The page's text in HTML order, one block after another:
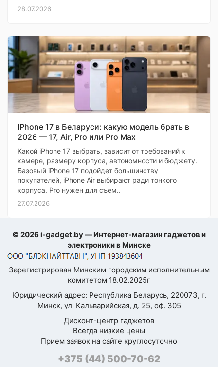
28.07.2026
IPhone 17 в Беларуси: какую модель брать в
2026 — 17, Air, Pro или Pro Max
Какой iPhone 17 выбрать, зависит от требований к
камере, размеру корпуса, автономности и бюджету.
Базовый iPhone 17 подойдет большинству
покупателей, iPhone Air выбирают ради тонкого
корпуса, Pro нужен для съем..
27.07.2026
© 2026 i-gadget.by — Интернет-магазин гаджетов и
электроники в Минске
Зарегистрирован Минским городским исполнительным
комитетом 18.02.2025г
Юридический адрес: Республика Беларусь, 220073, г.
Минск, ул. Кальварийская, д. 25, оф. 305
Дисконт-центр гаджетов
Всегда низкие цены
Прием заявок на сайте круглосуточно
+375 (44) 500-70-62